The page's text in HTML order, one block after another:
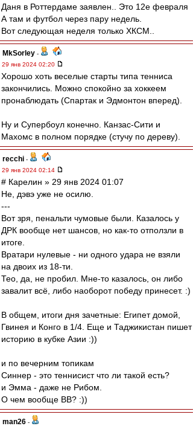
Даня в Роттердаме заявлен.. Это 12е февраля
А там и футбол через пару недель.
Вот следующая неделя только ХКСМ..
MkSorley -
29 янв 2024 02:20
Хорошо хоть веселые старты типа тенниса
закончились. Можно спокойно за хоккеем
пронаблюдать (Спартак и Эдмонтон вперед).
Ну и Супербоул конечно. Канзас-Сити и
Махомс в полном порядке (стучу по дереву).
recchi -
29 янв 2024 02:14
# Карелин » 29 янв 2024 01:07
Не, дэвэ уже не осилю.
---
Вот зря, пенальти чумовые были. Казалось у
ДРК вообще нет шансов, но как-то отползли в
итоге.
Вратари нулевые - ни одного удара не взяли
на двоих из 18-ти.
Тео, да, не пробил. Мне-то казалось, он либо
завалит всё, либо наоборот победу принесет. :)
В общем, итоги дня зачетные: Египет домой,
Гвинея и Конго в 1/4. Еще и Таджикистан пишет
историю в кубке Азии :))
и по вечерним топикам
Синнер - это теннисист что ли такой есть?
и Эмма - даже не Рибом.
О чем вообще ВВ? :))
man26 -